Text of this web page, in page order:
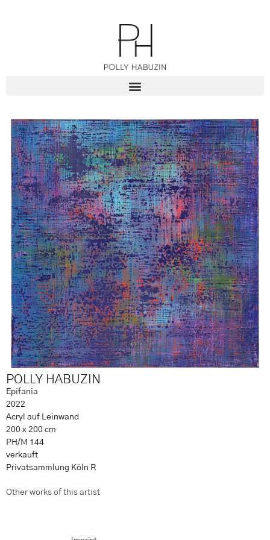
POLLY HABUZIN
Epifania
2022
Acryl auf Leinwand
200 x 200 cm
PH/M 144
verkauft
Privatsammlung Köln R
Other works of this artist